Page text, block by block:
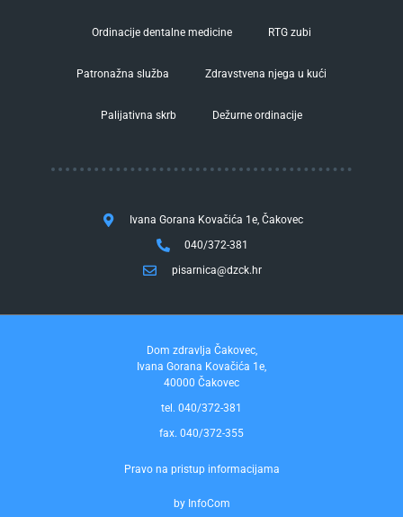
Ordinacije dentalne medicine RTG zubi
Patronažna služba Zdravstvena njega u kući
Palijativna skrb Dežurne ordinacije
Ivana Gorana Kovačića 1e, Čakovec
040/372-381
pisarnica@dzck.hr
Dom zdravlja Čakovec,
Ivana Gorana Kovačića 1e,
40000 Čakovec
tel. 040/372-381
fax. 040/372-355
Pravo na pristup informacijama
by InfoCom